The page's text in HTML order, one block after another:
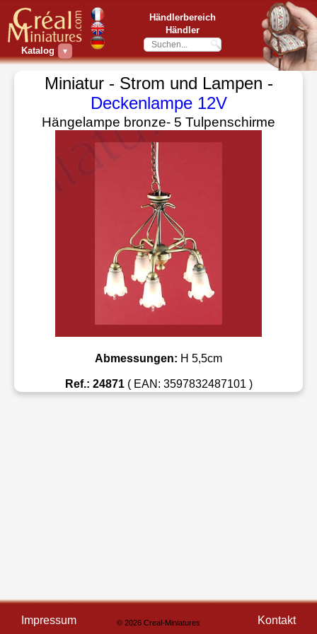
Katalog ▼
Händlerbereich
Händler
Miniatur - Strom und Lampen -
Deckenlampe 12V
Hängelampe bronze- 5 Tulpenschirme
Abmessungen: H 5,5cm
Ref.: 24871( EAN: 3597832487101 )
Impressum © 2026 Creal-Miniatures Kontakt